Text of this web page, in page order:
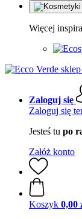
Więcej
Zaloguj się
Zaloguj się
Jesteś tu po
Załóż konto
Koszyk 0,00